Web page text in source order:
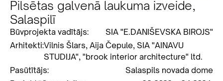
Pilsētas galvenā laukuma izveide,
Salaspilī
Būvprojekta vadītājs:
SIA "E.DANIŠEVSKA BIROJS"
Arhitekti:Vilnis Šlars, Aija Čepule, SIA "AINAVU
STUDIJA", "brook interior architecture" ltd.
Pasūtītājs:
Salaspils novada dome